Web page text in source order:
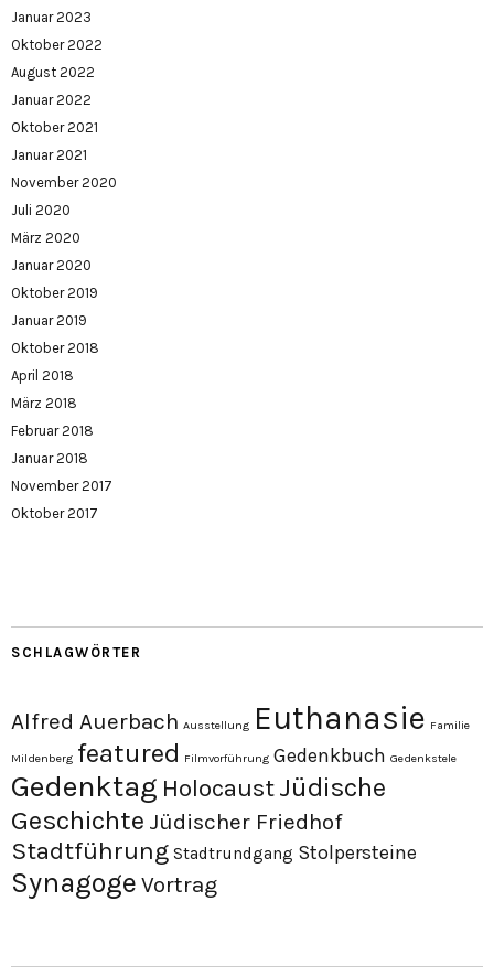
Januar 2023
Oktober 2022
August 2022
Januar 2022
Oktober 2021
Januar 2021
November 2020
Juli 2020
März 2020
Januar 2020
Oktober 2019
Januar 2019
Oktober 2018
April 2018
März 2018
Februar 2018
Januar 2018
November 2017
Oktober 2017
SCHLAGWÖRTER
Alfred Auerbach Ausstellung Euthanasie Familie
Mildenberg featured Filmvorführung Gedenkbuch Gedenkstele
Gedenktag HolocaustJüdische
Geschichte Jüdischer Friedhof
Stadtführung Stadtrundgang Stolpersteine
Synagoge Vortrag